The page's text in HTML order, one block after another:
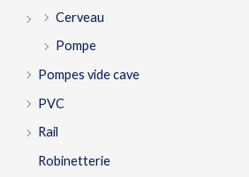
Cerveau
Pompe
Pompes vide cave
PVC
Rail
Robinetterie